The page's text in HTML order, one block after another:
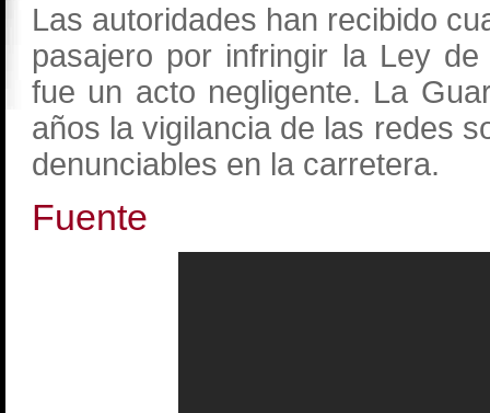
Las autoridades han recibido
pasajero por infringir la Ley
fue un acto negligente. La
años la vigilancia de las redes
denunciables en la carretera.
Fuente